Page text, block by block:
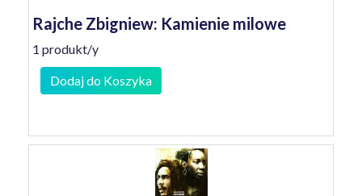
Rajche Zbigniew: Kamienie milowe
1 produkt/y
Dodaj do Koszyka